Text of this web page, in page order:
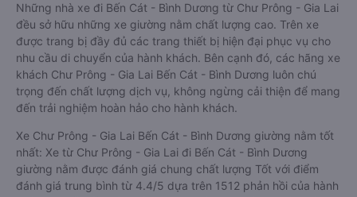
Những nhà xe đi Bến Cát - Bình Dương từ Chư Prông - Gia Lai
đều sở hữu những xe giường nằm chất lượng cao. Trên xe
được trang bị đầy đủ các trang thiết bị hiện đại phục vụ cho
nhu cầu di chuyển của hành khách. Bên cạnh đó, các hãng xe
khách Chư Prông - Gia Lai Bến Cát - Bình Dương luôn chú
trọng đến chất lượng dịch vụ, không ngừng cải thiện để mang
đến trải nghiệm hoàn hảo cho hành khách.
Xe Chư Prông - Gia Lai Bến Cát - Bình Dương giường nằm tốt
nhất: Xe từ Chư Prông - Gia Lai đi Bến Cát - Bình Dương
giường nằm được đánh giá chung chất lượng Tốt với điểm
đánh giá trung bình từ 4.4/5 dựa trên 1512 phản hồi của hành